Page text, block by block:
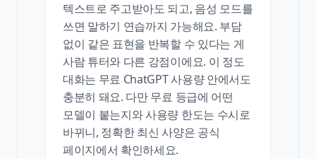
텍스트로 주고받아도 되고, 음성 모드를
쓰면 말하기 연습까지 가능해요. 부담
없이 같은 표현을 반복할 수 있다는 게
사람 튜터와 다른 강점이에요. 이 정도
대화는 무료 ChatGPT 사용량 안에서도
충분히 돼요. 다만 무료 등급에 어떤
모델이 붙는지와 사용량 한도는 수시로
바뀌니, 정확한 최신 사양은 공식
페이지에서 확인하세요.